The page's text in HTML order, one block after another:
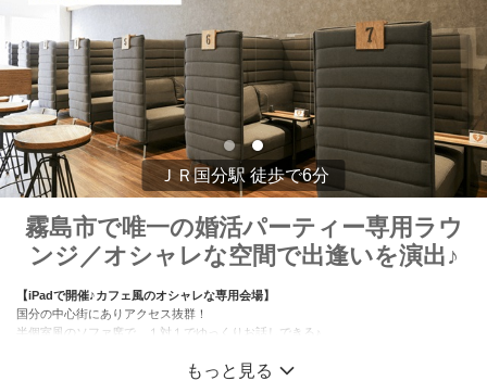
ＪＲ国分駅 徒歩で6分
霧島市で唯一の婚活パーティー専用ラウ
ンジ／オシャレな空間で出逢いを演出♪
【iPadで開催♪カフェ風のオシャレな専用会場】
国分の中心街にありアクセス抜群！
半個室風のソファ席で、１対１でゆっくりお話しできる♪
アクリル板設置、換気や消毒など、感染拡大防止対策を徹底して開催中。
もっと見る